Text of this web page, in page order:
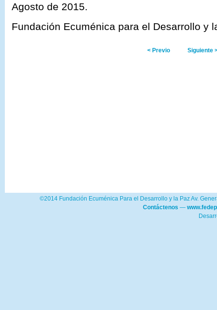
Agosto de 2015.
Fundación Ecuménica para el Desarrollo y
< Previo Siguiente
©2014 Fundación Ecuménica Para el Desarrollo y la Paz Av.
Contáctenos —